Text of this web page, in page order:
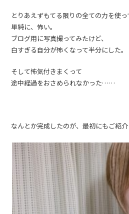
とりあえずもてる限りの全ての力を使っ
単純に、怖い。
ブログ用に写真撮ってみたけど、
白すぎる自分が怖くなって半分にした。
そして怖気付きまくって
途中経過をおさめられなかった……
なんとか完成したのが、最初にもご紹介